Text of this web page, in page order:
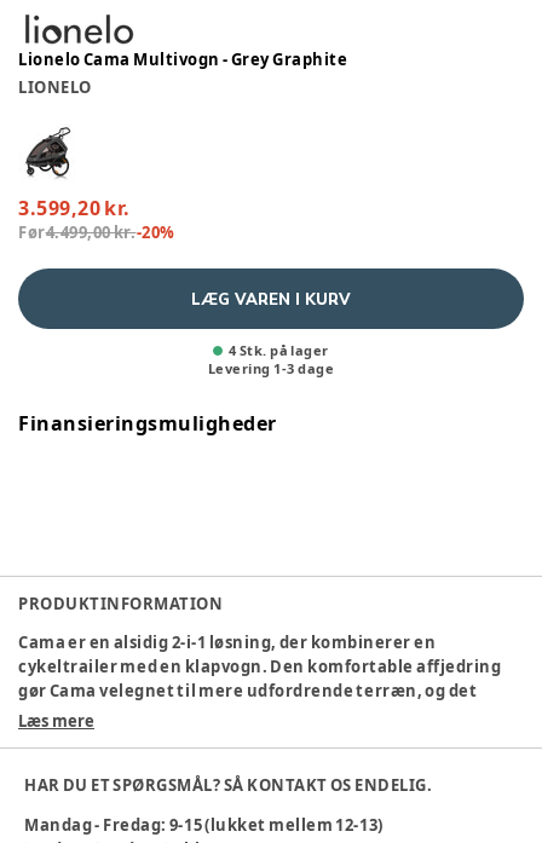
Lionelo Cama Multivogn - Grey Graphite
LIONELO
3.599,20 kr.
Før4.499,00 kr.-20%
LÆG VAREN I KURV
4 Stk. på lager
Levering 1-3 dage
Finansieringsmuligheder
PRODUKTINFORMATION
Cama er en alsidig 2-i-1 løsning, der kombinerer en
cykeltrailer med en klapvogn. Den komfortable affjedring
gør Cama velegnet til mere udfordrende terræn, og det
justerbare håndtag sikrer behagelige gåture i byen. Med
komfort.
Specifikationer:
Læs mere
HAR DU ET SPØRGSMÅL? SÅ KONTAKT OS ENDELIG.
Mandag - Fredag: 9-15 (lukket mellem 12-13)